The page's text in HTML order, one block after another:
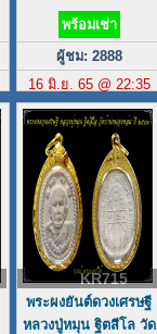
พร้อมเช่า
ผู้ชม: 2888
16 มิ.ย. 65 @ 22:35
KR715
พระผงยันต์ดวงเศรษฐี
หลวงปู่หมุน ฐิตสีโล วัด